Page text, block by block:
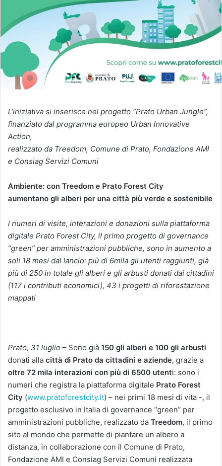
L’iniziativa si inserisce nel progetto “Prato Urban Jungle”,
finanziato dal programma europeo Urban Innovative
Action,
realizzato da Treedom, Comune di Prato, Fondazione AMI
e Consiag Servizi Comuni
Ambiente: con Treedom e Prato Forest City
aumentano gli alberi per una città più verde e sostenibile
I numeri di visite, interazioni e donazioni sulla piattaforma
digitale Prato Forest City, il primo progetto di governance
“green” per amministrazioni pubbliche, sono in aumento a
soli 18 mesi dal lancio: più di 6mila gli utenti raggiunti, già
più di 250 in totale gli alberi e gli arbusti donati dai cittadini
(117 i contributi economici), 43 i progetti di riforestazione
mappati
Prato, 31 luglio – Sono già 150 gli alberi e 100 gli arbusti
donati alla città di Prato da cittadini e aziende, grazie a
oltre 72 mila interazioni con più di 6500 utenti: sono i
numeri che registra la piattaforma digitale Prato Forest
City (www.pratoforestcity.it) – nei primi 18 mesi di vita -, il
progetto esclusivo in Italia di governance “green” per
amministrazioni pubbliche, realizzato da Treedom, il primo
sito al mondo che permette di piantare un albero a
distanza, in collaborazione con il Comune di Prato,
Fondazione AMI e Consiag Servizi Comuni realizzata